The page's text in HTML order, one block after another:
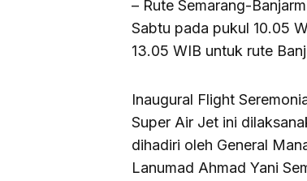
– Rute Semarang-
Sabtu pada pukul 10.05
13.05 WIB untuk rute
Inaugural Flight
Super Air Jet ini
dihadiri oleh General
Lanumad Ahmad Yani